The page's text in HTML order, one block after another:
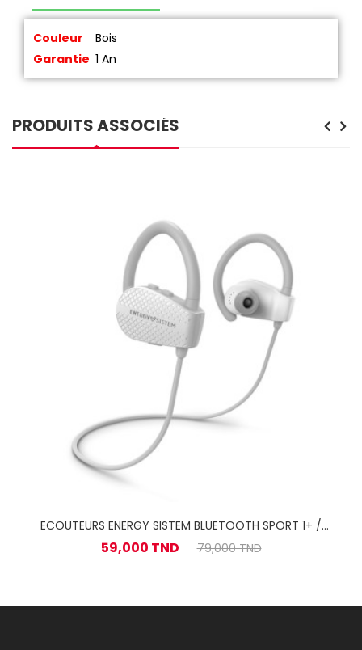
Couleur
Bois
Garantie 1 An
PRODUITS ASSOCIÉS
ECOUTEURS ENERGY SISTEM BLUETOOTH SPORT 1+ /
Blanc
59,000 TND 79,000 TND